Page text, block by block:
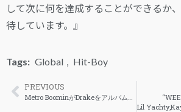
して次に何を達成することができるか
待しています。』
Tags: Global Hit-Boy
PREVIOUS
Lil